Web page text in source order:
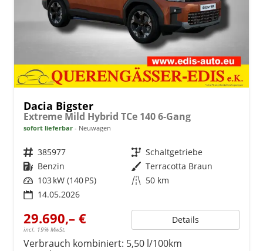
Dacia Bigster
Extreme Mild Hybrid TCe 140 6-Gang
sofort lieferbar Neuwagen
Fahrzeugnr. 385977 Getriebe Schaltgetriebe
Kraftstoff Benzin Außenfarbe Terracotta Braun
Leistung 103 kW (140 PS) Kilometerstand 50 km
14.05.2026
29.690,– €
incl. 19% MwSt.
Details
Verbrauch kombiniert: 5,50 l/100km